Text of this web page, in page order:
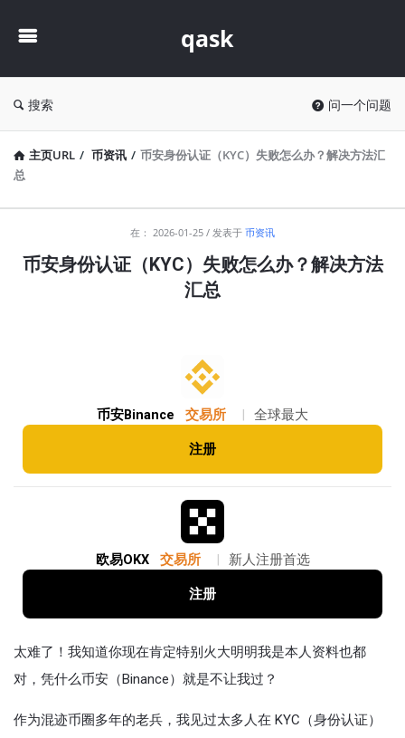
qask
搜索 问一个问题
主页URL / 币资讯 / 币安身份认证（KYC）失败怎么办？解决方法汇
总
最
在： 2026-01-25 发表于 币资讯
币安身份认证（KYC）失败怎么办？解决方法
汇总
币安Binance 交易所 全球最大
注册
欧易OKX 交易所 新人注册首选
注册
太难了！我知道你现在肯定特别火大明明我是本人资料也都
对，凭什么币安（Binance）就是不让我过？
作为混迹币圈多年的老兵，我见过太多人在 KYC（身份认证）